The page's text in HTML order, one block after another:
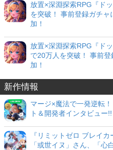
放置×深淵探索RPG『ド
を突破！ 事前登録ガチャ
加！
放置×深淵探索RPG『ド
で20万人を突破！ 事前
加！
新作情報
マージ×魔法で一発逆転
ト＆開発者インタビュー!!
『リミットゼロ ブレイ
「或世イヌ」さん、「